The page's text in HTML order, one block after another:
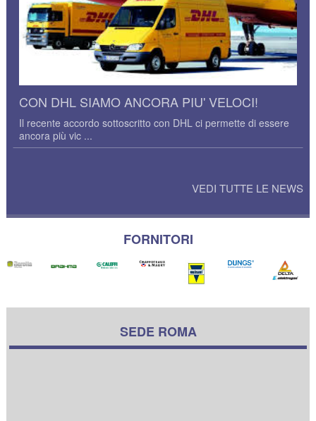
CON DHL SIAMO ANCORA PIU' VELOCI!
Il recente accordo sottoscritto con DHL ci permette di essere
ancora più vic ...
VEDI TUTTE LE NEWS
FORNITORI
SEDE ROMA